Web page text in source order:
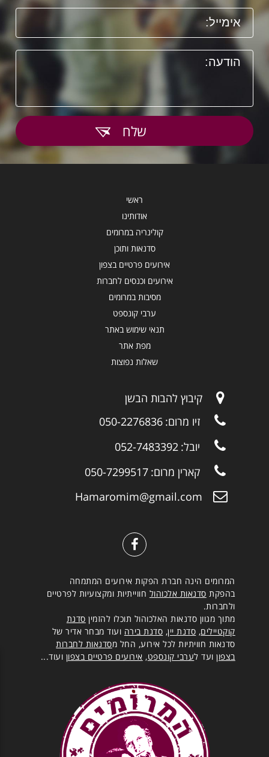
שלח
ראשי
אודותינו
קולינריה במרומים
סדנאות ותוכן
אירועים פרטיים בצפון
אירועים וכנסים לחברות
מסיבות במרומים
ערבי קונספט
תנאי שימוש באתר
מפת אתר
שאלות נפוצות
קיבוץ להבות הבשן
זיו מרום: 050-2276836
יובל: 052-7483392
קארין מרום: 050-7299517
Hamaromim@gmail.com
המרומים הינה חברת הפקות אירועים המתמחה
בהפקת סדנאות אלכוהול חווייתיות ומקצועיות לפרטיים
ולחברות.
מתוך מגוון סדנאות האלכוהול תוכלו להזמין סדנת
קוקטיילים, סדנת יין, סדנת בירה ועוד מבחר אדיר של
סדנאות חוויתיות לכל אירוע, החל מסדנאות לחברות
בצפוןועד לערבי קונספט, אירועים פרטיים בצפון ועוד...